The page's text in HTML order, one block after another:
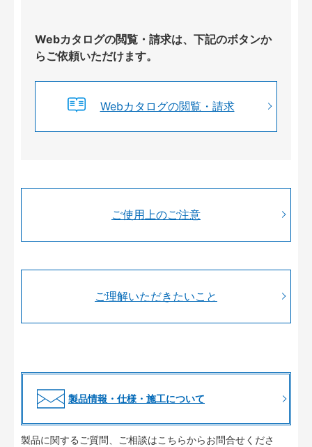
Webカタログの閲覧・請求は、下記のボタンか
らご依頼いただけます。
Webカタログの閲覧・請求
ご使用上のご注意
ご理解いただきたいこと
製品情報・仕様・施工について
製品に関するご質問、ご相談はこちらからお問合せくださ